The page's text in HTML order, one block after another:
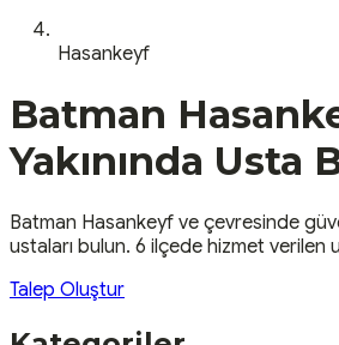
Hasankeyf
Batman
Yakınında Usta
Batman Hasankeyf ve çevresinde
ustaları bulun. 6 ilçede hizmet verilen
Talep Oluştur